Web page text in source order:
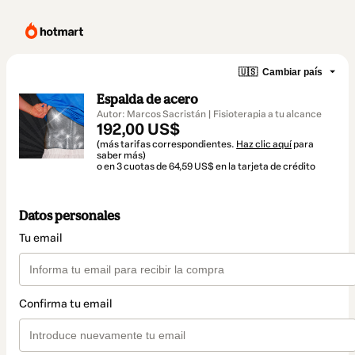
🇺🇸 Cambiar país
Espalda de acero
Autor: Marcos Sacristán | Fisioterapia a tu alcance
192,00 US$
(más tarifas correspondientes. Haz clic aquí para
saber más)
o en 3 cuotas de 64,59 US$ en la tarjeta de crédito
Datos personales
Tu email
Confirma tu email